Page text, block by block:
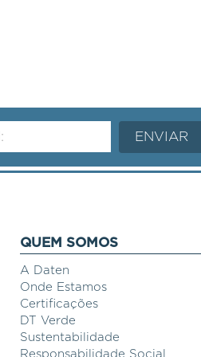
QUEM SOMOS
A Daten
Onde Estamos
Certificações
DT Verde
Sustentabilidade
Responsabilidade Social